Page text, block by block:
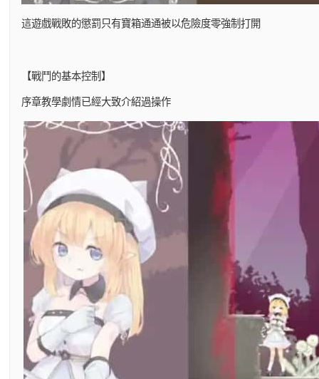
這遊戲戰敗的懲罰只有寶箱通通被以危險度零強制打開
【戰鬥的基本控制】
序章教學劇情已經大致介紹過操作